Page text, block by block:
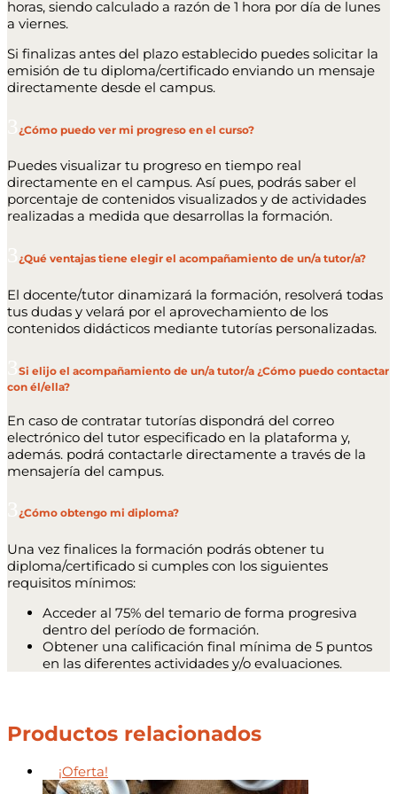
horas, siendo calculado a razón de 1 hora por día de lunes
a viernes.
Si finalizas antes del plazo establecido puedes solicitar la
emisión de tu diploma/certificado enviando un mensaje
directamente desde el campus.
¿Cómo puedo ver mi progreso en el curso?
Puedes visualizar tu progreso en tiempo real
directamente en el campus. Así pues, podrás saber el
porcentaje de contenidos visualizados y de actividades
realizadas a medida que desarrollas la formación.
¿Qué ventajas tiene elegir el acompañamiento de un/a tutor/a?
El docente/tutor dinamizará la formación, resolverá todas
tus dudas y velará por el aprovechamiento de los
contenidos didácticos mediante tutorías personalizadas.
Si elijo el acompañamiento de un/a tutor/a ¿Cómo puedo contactar
con él/ella?
En caso de contratar tutorías dispondrá del correo
electrónico del tutor especificado en la plataforma y,
además. podrá contactarle directamente a través de la
mensajería del campus.
¿Cómo obtengo mi diploma?
Una vez finalices la formación podrás obtener tu
diploma/certificado si cumples con los siguientes
requisitos mínimos:
Acceder al 75% del temario de forma progresiva
dentro del período de formación.
Obtener una calificación final mínima de 5 puntos
en las diferentes actividades y/o evaluaciones.
Productos relacionados
¡Oferta!